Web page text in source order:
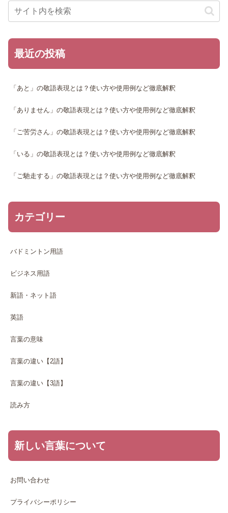
最近の投稿
「あと」の敬語表現とは？使い方や使用例など徹底解釈
「ありません」の敬語表現とは？使い方や使用例など徹底解釈
「ご苦労さん」の敬語表現とは？使い方や使用例など徹底解釈
「いる」の敬語表現とは？使い方や使用例など徹底解釈
「ご馳走する」の敬語表現とは？使い方や使用例など徹底解釈
カテゴリー
バドミントン用語
ビジネス用語
新語・ネット語
英語
言葉の意味
言葉の違い【2語】
言葉の違い【3語】
読み方
新しい言葉について
お問い合わせ
プライバシーポリシー